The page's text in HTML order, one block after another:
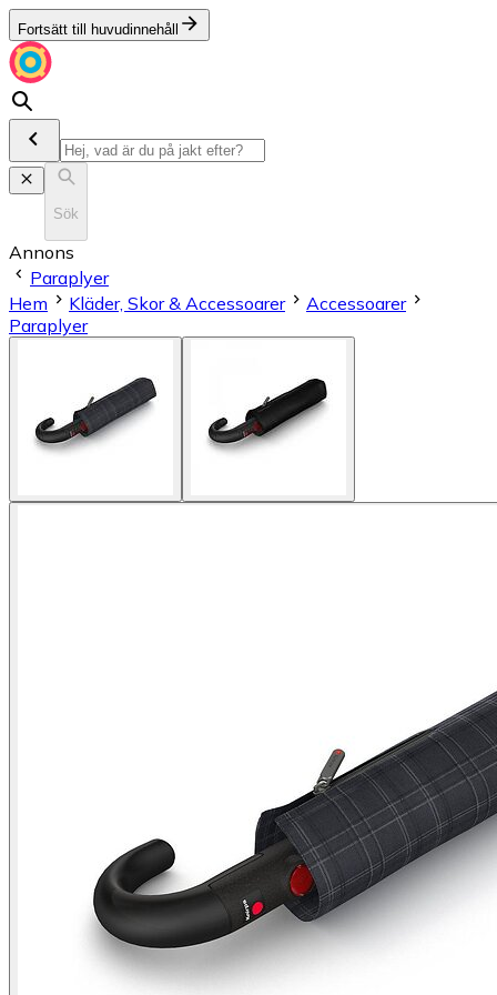
Fortsätt till huvudinnehåll
Sök
Annons
Paraplyer
Hem
Kläder, Skor & Accessoarer
Accessoarer
Paraplyer